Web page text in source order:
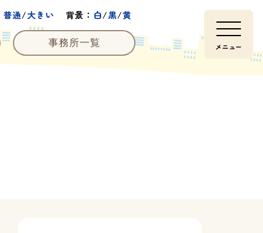
メニュー
普通/大きい 背景： 白/黒/黄
事務所一覧